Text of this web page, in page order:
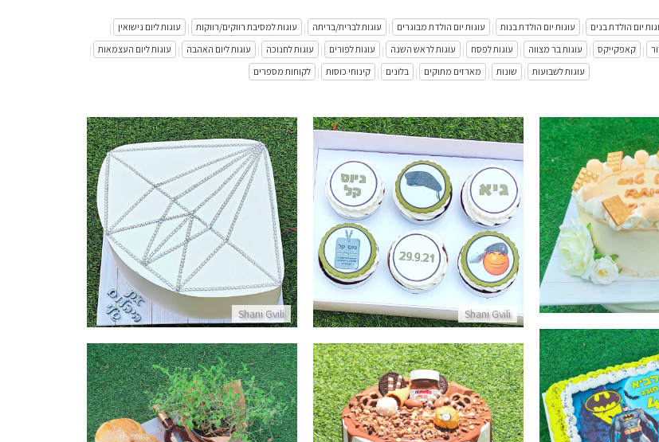
יום הולדת בנים | עוגות יום הולדת בנות | עוגות יום הולדת מבוגרים | עוגות לברית/בריתה | עוגות למסיבת רווקים/רווקות | עוגות ליום נישואין
|
| קאפקייקס | עוגות בר מצווה | עוגות לפסח | עוגות לראש השנה | עוגות לפורים | עוגות לחנוכה | עוגות ליום האהבה | עוגות ליום העצמאות |
עוגות לשבועות | שונות | מארזים מתוקים | בלונים | קינוחי כוסות | לקוחות מספרים
Shani Gvili
עוגת יהלום
פרטים נוספים
Shani Gvili
קאפקייקס לגיוס
פרטים נוספים
מעוצבת
נוספים
באטמן
מארז לחג עם חלה ויין דריפ קייק ושוקולדים